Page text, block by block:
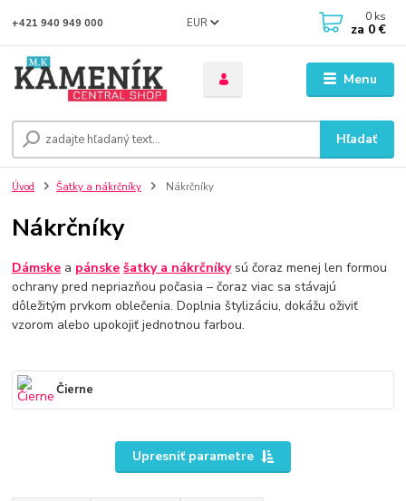
Menu
EUR
Hľadať
+421 940 949 000 0 ks
za 0 €
Úvod Šatky a nákrčníky Nákrčníky
Nákrčníky
Dámske a pánske šatky a nákrčníkysú čoraz menej len formou
ochrany pred nepriazňou počasia – čoraz viac sa stávajú
dôležitým prvkom oblečenia. Doplnia štylizáciu, dokážu oživiť
vzorom alebo upokojiť jednotnou farbou.
Čierne
Upresniť parametre